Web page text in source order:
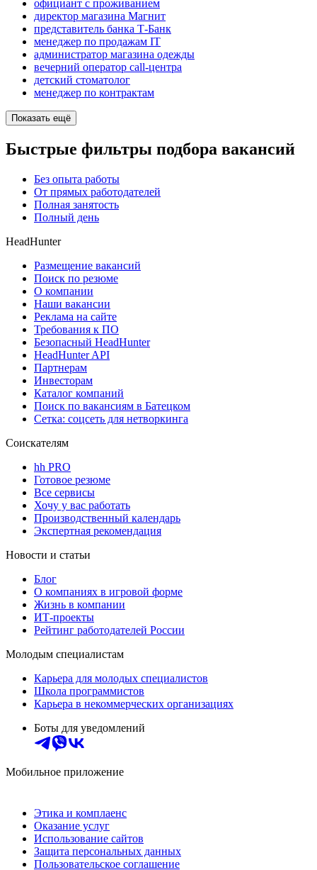
официант с проживанием
директор магазина Магнит
представитель банка Т-Банк
менеджер по продажам IT
администратор магазина одежды
вечерний оператор call-центра
детский стоматолог
менеджер по контрактам
Показать ещё
Быстрые фильтры подбора вакансий
Без опыта работы
От прямых работодателей
Полная занятость
Полный день
HeadHunter
Размещение вакансий
Поиск по резюме
О компании
Наши вакансии
Реклама на сайте
Требования к ПО
Безопасный HeadHunter
HeadHunter API
Партнерам
Инвесторам
Каталог компаний
Поиск по вакансиям в Батецком
Сетка: соцсеть для нетворкинга
Соискателям
hh PRO
Готовое резюме
Все сервисы
Хочу у вас работать
Производственный календарь
Экспертная рекомендация
Новости и статьи
Блог
О компаниях в игровой форме
Жизнь в компании
ИТ-проекты
Рейтинг работодателей России
Молодым специалистам
Карьера для молодых специалистов
Школа программистов
Карьера в некоммерческих организациях
Боты для уведомлений
Мобильное приложение
Этика и комплаенс
Оказание услуг
Использование сайтов
Защита персональных данных
Пользовательское соглашение